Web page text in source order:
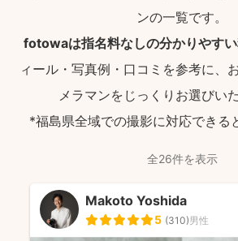
ンの一覧です。
fotowaは指名料なしの分かりやすい
ィール・写真例・口コミを参考に、
メラマンをじっくりお選びい
*福島県全域での撮影に対応できる
全26件を表示
Makoto Yoshida
5 (310)男性